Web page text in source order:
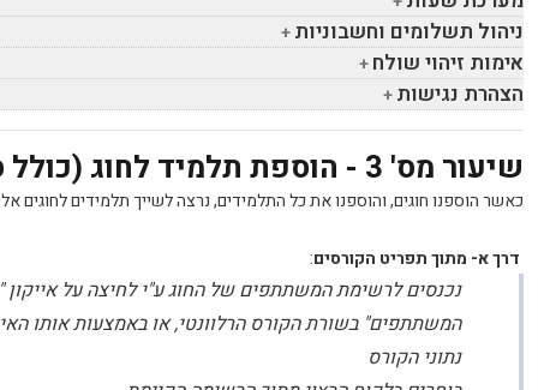
ניהול תשלומים וחשבוניות
אימות זיהוי שולח
הצהרת נגישות
שיעור מס' 3 - הוספת תלמיד לחוג (כולל סרטון)
כאשר הוספנו חוגים, והוספנו את כל התלמידים, נרצה לשייך תלמידים לחוגים
דרך א- מתוך תפריט הקורסים:
נכנסים לרשימת המשתתפים של החוג ע"י לחיצה על
המשתתפים" בשורת הקורס הרלוונטי, או באמצעות אותו
נתוני הקורס